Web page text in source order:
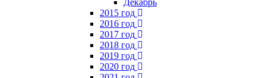
2015 год
2016 год
2017 год
2018 год
2019 год
2020 год